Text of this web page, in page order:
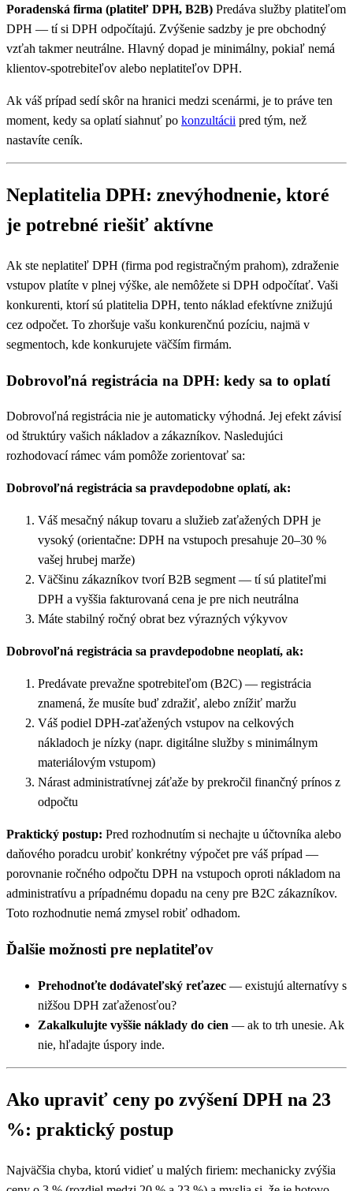
Poradenská firma (platiteľ DPH, B2B) Predáva služby platiteľom
DPH — tí si DPH odpočítajú. Zvýšenie sadzby je pre obchodný
vzťah takmer neutrálne. Hlavný dopad je minimálny, pokiaľ nemá
klientov-spotrebiteľov alebo neplatiteľov DPH.
Ak váš prípad sedí skôr na hranici medzi scenármi, je to práve ten
moment, kedy sa oplatí siahnuť po konzultácii pred tým, než
nastavíte ceník.
Neplatitelia DPH: znevýhodnenie, ktoré
je potrebné riešiť aktívne
Ak ste neplatiteľ DPH (firma pod registračným prahom), zdraženie
vstupov platíte v plnej výške, ale nemôžete si DPH odpočítať. Vaši
konkurenti, ktorí sú platitelia DPH, tento náklad efektívne znižujú
cez odpočet. To zhoršuje vašu konkurenčnú pozíciu, najmä v
segmentoch, kde konkurujete väčším firmám.
Dobrovoľná registrácia na DPH: kedy sa to oplatí
Dobrovoľná registrácia nie je automaticky výhodná. Jej efekt závisí
od štruktúry vašich nákladov a zákazníkov. Nasledujúci
rozhodovací rámec vám pomôže zorientovať sa:
Dobrovoľná registrácia sa pravdepodobne oplatí, ak:
Váš mesačný nákup tovaru a služieb zaťažených DPH je
vysoký (orientačne: DPH na vstupoch presahuje 20–30 %
vašej hrubej marže)
Väčšinu zákazníkov tvorí B2B segment — tí sú platiteľmi
DPH a vyššia fakturovaná cena je pre nich neutrálna
Máte stabilný ročný obrat bez výrazných výkyvov
Dobrovoľná registrácia sa pravdepodobne neoplatí, ak:
Predávate prevažne spotrebiteľom (B2C) — registrácia
znamená, že musíte buď zdražiť, alebo znížiť maržu
Váš podiel DPH-zaťažených vstupov na celkových
nákladoch je nízky (napr. digitálne služby s minimálnym
materiálovým vstupom)
Nárast administratívnej záťaže by prekročil finančný prínos z
odpočtu
Praktický postup: Pred rozhodnutím si nechajte u účtovníka alebo
daňového poradcu urobiť konkrétny výpočet pre váš prípad —
porovnanie ročného odpočtu DPH na vstupoch oproti nákladom na
administratívu a prípadnému dopadu na ceny pre B2C zákazníkov.
Toto rozhodnutie nemá zmysel robiť odhadom.
Ďalšie možnosti pre neplatiteľov
Prehodnoťte dodávateľský reťazec — existujú alternatívy s
nižšou DPH zaťaženosťou?
Zakalkulujte vyššie náklady do cien — ak to trh unesie. Ak
nie, hľadajte úspory inde.
Ako upraviť ceny po zvýšení DPH na 23
%: praktický postup
Najväčšia chyba, ktorú vidieť u malých firiem: mechanicky zvýšia